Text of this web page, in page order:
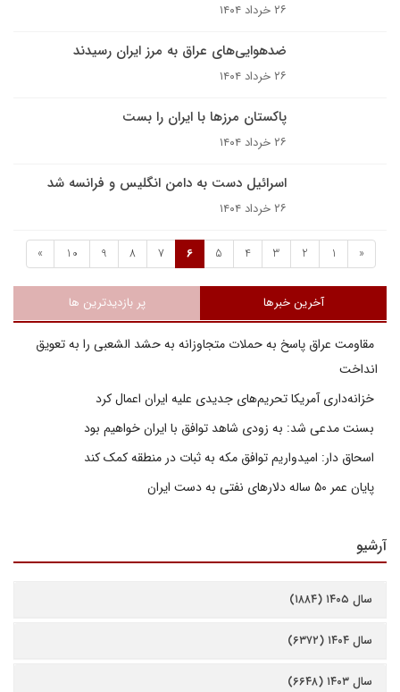
۲۶ خرداد ۱۴۰۴
ضدهوایی‌های عراق به مرز ایران رسیدند
۲۶ خرداد ۱۴۰۴
پاکستان مرزها با ایران را بست
۲۶ خرداد ۱۴۰۴
اسرائیل دست به دامن انگلیس و فرانسه شد
۲۶ خرداد ۱۴۰۴
«
1
2
3
4
5
6
7
8
9
10
»
آخرین خبرها پر بازدیدترین ها
مقاومت عراق پاسخ به حملات متجاوزانه به حشد الشعبی را به تعویق
انداخت
خزانه‌داری آمریکا تحریم‌های جدیدی علیه ایران اعمال کرد
بسنت مدعی شد: به زودی شاهد توافق با ایران خواهیم بود
اسحاق دار: امیدواریم توافق مکه به ثبات در منطقه کمک کند
پایان عمر ۵۰ ساله دلارهای نفتی به دست ایران
آرشیو
سال ۱۴۰۵ (۱۸۸۴)
سال ۱۴۰۴ (۶۳۷۲)
سال ۱۴۰۳ (۶۶۴۸)